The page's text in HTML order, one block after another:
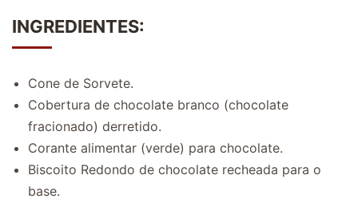
INGREDIENTES:
Cone de Sorvete.
Cobertura de chocolate branco (chocolate
fracionado) derretido.
Corante alimentar (verde) para chocolate.
Biscoito Redondo de chocolate recheada para o
base.